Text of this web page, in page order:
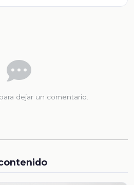
para dejar un comentario.